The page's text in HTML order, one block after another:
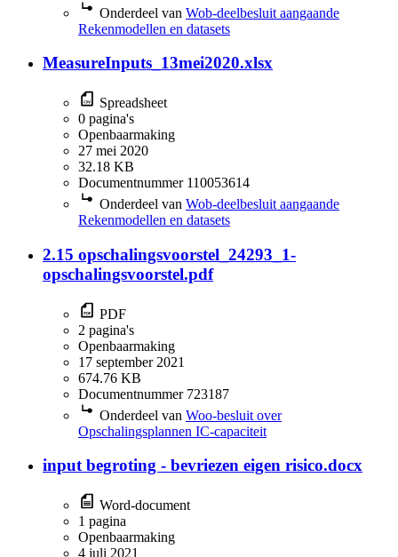
Onderdeel van Wob-deelbesluit aangaande
Rekenmodellen en datasets
MeasureInputs_13mei2020.xlsx
Spreadsheet
0 pagina's
Openbaarmaking
27 mei 2020
32.18 KB
Documentnummer 110053614
Onderdeel van Wob-deelbesluit aangaande
Rekenmodellen en datasets
2.15 opschalingsvoorstel_24293_1-
opschalingsvoorstel.pdf
PDF
2 pagina's
Openbaarmaking
17 september 2021
674.76 KB
Documentnummer 723187
Onderdeel van Woo-besluit over
Opschalingsplannen IC-capaciteit
input begroting - bevriezen eigen risico.docx
Word-document
1 pagina
Openbaarmaking
4 juli 2021